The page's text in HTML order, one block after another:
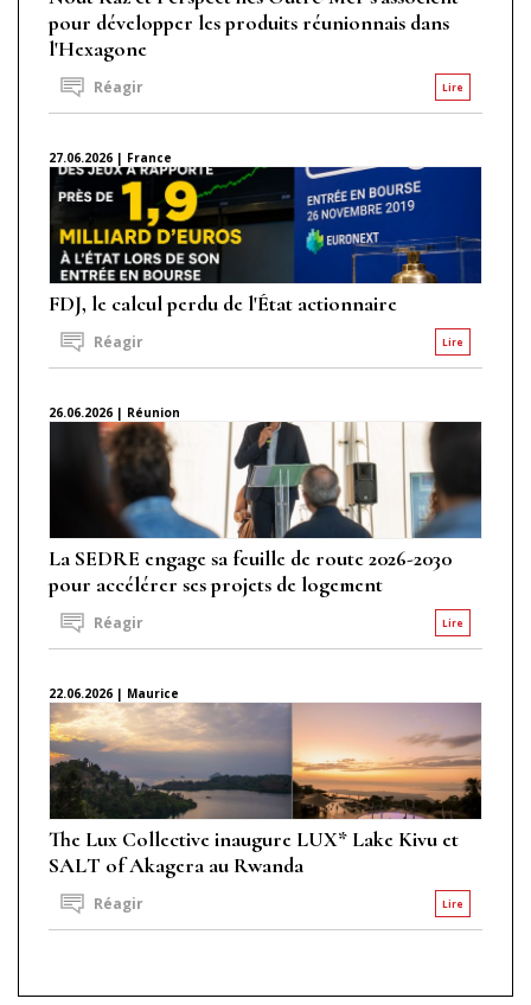
pour développer les produits réunionnais dans
l'Hexagone
Lire
Réagir
27.06.2026 | France
FDJ, le calcul perdu de l'État actionnaire
Lire
Réagir
26.06.2026 | Réunion
La SEDRE engage sa feuille de route 2026-2030
pour accélérer ses projets de logement
Lire
Réagir
22.06.2026 | Maurice
The Lux Collective inaugure LUX* Lake Kivu et
SALT of Akagera au Rwanda
Lire
Réagir